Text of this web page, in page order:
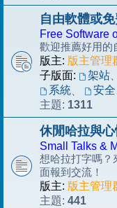
自由軟體或
Free Software
歡迎推薦好用的
版主: 版主管理
子版面:
架站、
系統、 安全
主題: 1311
休閒哈拉與
Small Talks &
想哈拉打字嗎？
面報到交流！
版主: 版主管理
主題: 441